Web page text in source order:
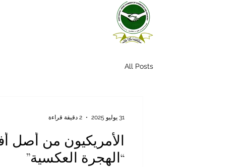
All Posts
الأمريكيون من أصل
“الهجرة العكسية”
31 يوليو 2025 2 دقيقة قراءة